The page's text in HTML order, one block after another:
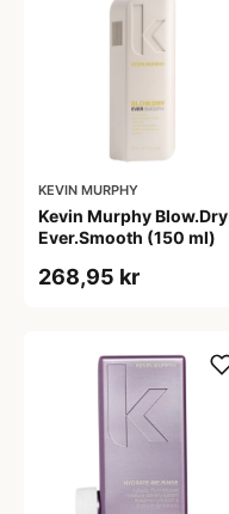
KEVIN MURPHY
Kevin Murphy Blow.Dry
Ever.Smooth (150 ml)
268,95 kr